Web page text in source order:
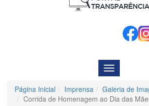
Menu
de
Navegação
Página Inicial Imprensa
Galeria de
Corrida de Homenagem ao Dia das